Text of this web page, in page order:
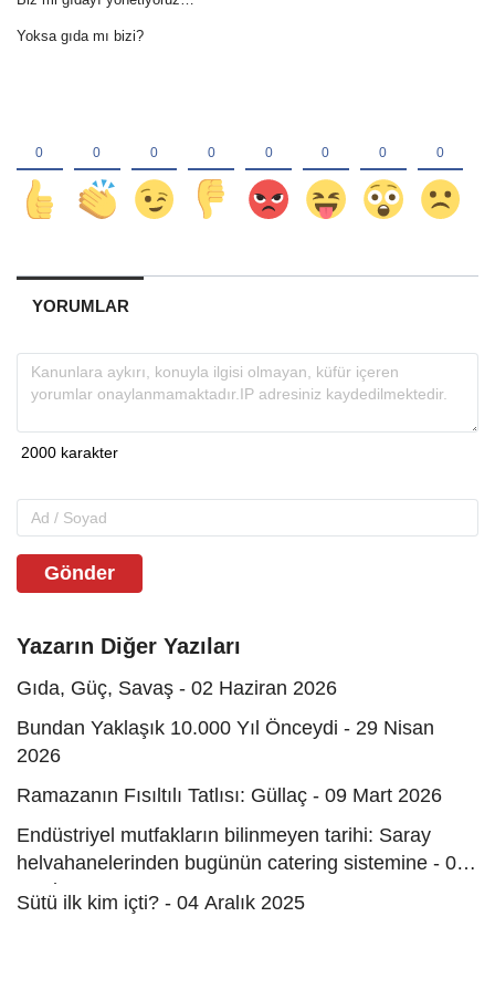
Yoksa gıda mı bizi?
YORUMLAR
Gönder
Yazarın Diğer Yazıları
Gıda, Güç, Savaş - 02 Haziran 2026
Bundan Yaklaşık 10.000 Yıl Önceydi - 29 Nisan
2026
Ramazanın Fısıltılı Tatlısı: Güllaç - 09 Mart 2026
Endüstriyel mutfakların bilinmeyen tarihi: Saray
helvahanelerinden bugünün catering sistemine - 07
Ocak 2026
Sütü ilk kim içti? - 04 Aralık 2025